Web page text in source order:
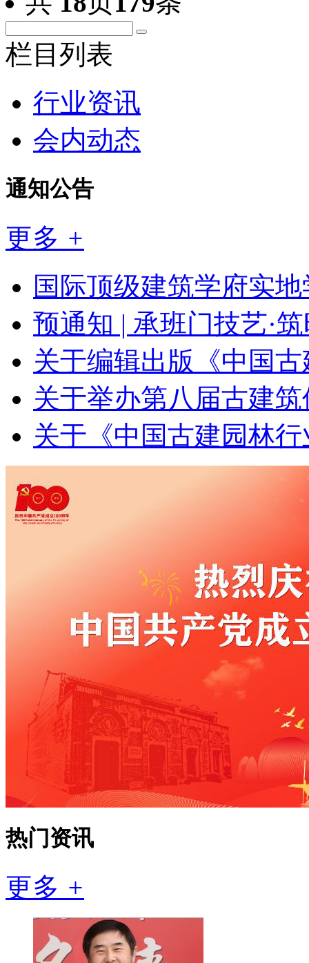
栏目列表
行业资讯
会内动态
通知公告
更多 +
国际顶级建筑学府实
预通知 | 承班门技艺·
关于编辑出版《中国
关于举办第八届古建
关于《中国古建园林
热门资讯
更多 +